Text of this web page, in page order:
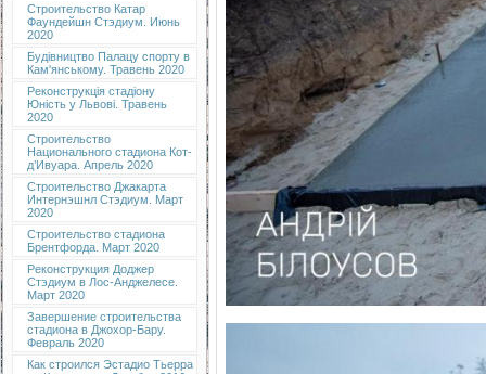
Строительство Катар
Фаундейшн Стэдиум. Июнь
2020
Будівництво Палацу спорту в
Кам'янському. Травень 2020
Реконструкція стадіону
Юність у Львові. Травень
2020
Строительство
Национального стадиона Кот-
д’Ивуара. Апрель 2020
Строительство Джакарта
Интернэшнл Стэдиум. Март
2020
Строительство стадиона
Брентфорда. Март 2020
Реконструкция Доджер
Стэдиум в Лос-Анджелесе.
Март 2020
Завершение строительства
стадиона в Джохор-Бару.
Февраль 2020
Как строился Эстадио Тьерра